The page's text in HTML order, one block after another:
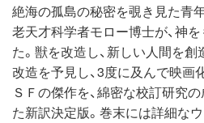
絶海の孤島の秘密を覗き見た青
老天才科学者モロー博士が、神
た。獣を改造し、新しい人間を
改造を予見し、3度に及んで映
ＳＦの傑作を、綿密な校訂研究
た新訳決定版。巻末には詳細な